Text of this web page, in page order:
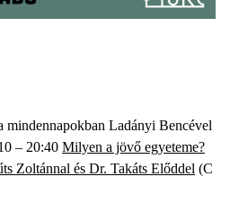
mindennapokban Ladányi Bencével
– 20:40 Milyen a jövő egyeteme?
Zoltánnal és Dr. Takáts Előddel (C